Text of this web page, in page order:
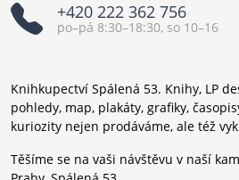
+420 222 362 756
po–pá 8:30–18:30, so 10–16
Knihkupectví Spálená 53. Knihy, LP
pohledy, map, plakáty, grafiky,
kuriozity nejen prodáváme, ale též
Těšíme se na vaši návštěvu v naší